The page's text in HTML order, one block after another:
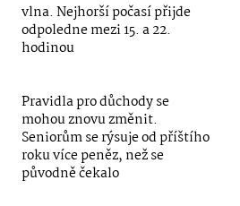
vlna. Nejhorší počasí přijde
odpoledne mezi 15. a 22.
hodinou
Pravidla pro důchody se
mohou znovu změnit.
Seniorům se rýsuje od příštího
roku více peněz, než se
původně čekalo